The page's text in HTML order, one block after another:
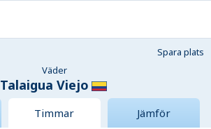
Spara plats
Väder
Talaigua Viejo
Timmar
Jämför